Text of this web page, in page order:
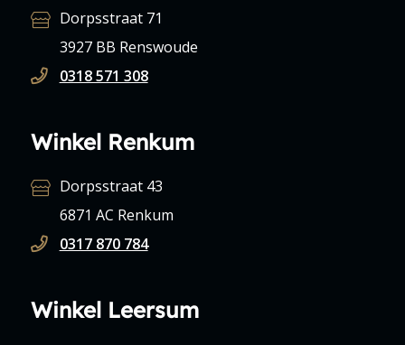
Dorpsstraat 71
3927 BB Renswoude
0318 571 308
Winkel Renkum
Dorpsstraat 43
6871 AC Renkum
0317 870 784
Winkel Leersum